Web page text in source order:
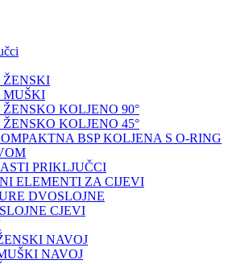
ŽENSKI
MUŠKI
ŽENSKO KOLJENO 90°
ŽENSKO KOLJENO 45°
BSP KOLJENA S O-RING
PRIKLJUČCI
ELEMENTI ZA CIJEVI
DVOSLOJNE
CJEVI
NAVOJ
NAVOJ